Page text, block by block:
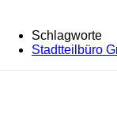
Schlagworte
Stadtteilbüro